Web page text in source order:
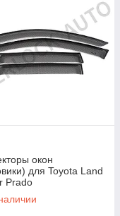
окон
для Toyota Land
Prado